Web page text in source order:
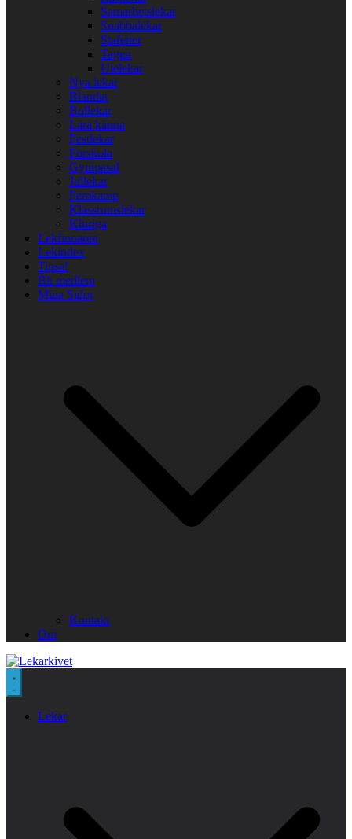
Samarbetslekar
Snabbalekar
Stafetter
Tagen
Utelekar
Nya lekar
Blandat
Bollekar
Lära känna
Festlekar
Förskola
Gympasal
Jullekar
Femkamp
Klassrumslekar
Kluriga
Lekfinnaren
Lekindex
Tipsa!
Bli medlem
Mina Sidor
Kontakt
Om
Lekar